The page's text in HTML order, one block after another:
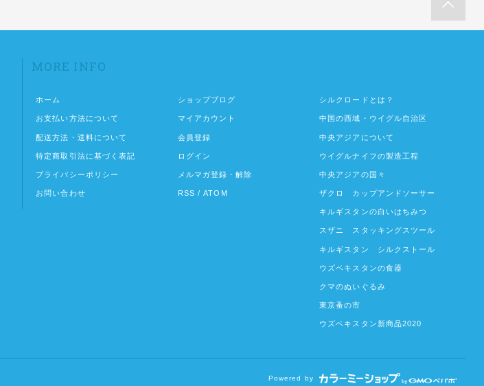
MORE INFO
ホーム
お支払い方法について
配送方法・送料について
特定商取引法に基づく表記
プライバシーポリシー
お問い合わせ
ショップブログ
マイアカウント
会員登録
ログイン
メルマガ登録・解除
RSS /ATOM
シルクロードとは？
中国の西域・ウイグル自治区
中央アジアについて
ウイグルナイフの製造工程
中央アジアの国々
ザクロ カップアンドソーサー
キルギスタンの白いはちみつ
スザニ スタッキングスツール
キルギスタン シルクストール
ウズベキスタンの食器
クマのぬいぐるみ
東京蚤の市
ウズベキスタン新商品2020
Powered by